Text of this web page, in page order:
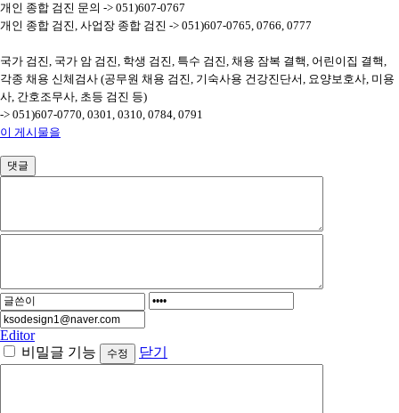
개인 종합 검진 문의 -> 051)607-0767
개인 종합 검진, 사업장 종합 검진 -> 051)607-0765, 0766, 0777
국가 검진, 국가 암 검진, 학생 검진, 특수 검진, 채용 잠복 결핵, 어린이집 결핵,
각종 채용 신체검사 (공무원 채용 검진, 기숙사용 건강진단서, 요양보호사, 미용
사, 간호조무사, 초등 검진 등)
-> 051)607-0770, 0301, 0310, 0784, 0791
이 게시물을
댓글
Editor
비밀글 기능
닫기